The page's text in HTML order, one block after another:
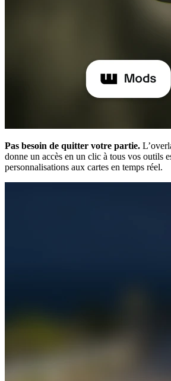
Pas besoin de quitter votre partie.
donne un accès en un clic à tous vos outils
personnalisations aux cartes en temps réel.